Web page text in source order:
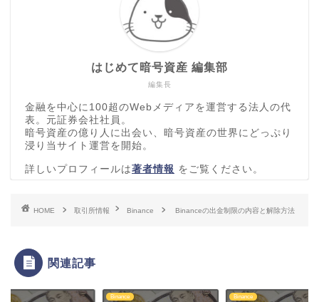
編集長
はじめて暗号資産 編集部
金融を中心に100超のWebメディアを運営する法人の代
表。元証券会社社員。
暗号資産の億り人に出会い、暗号資産の世界にどっぷり
浸り当サイト運営を開始。
詳しいプロフィールは著者情報 をご覧ください。
HOME 取引所情報 Binance Binanceの出金制限の内容と解除方法
関連記事
Binance Binance